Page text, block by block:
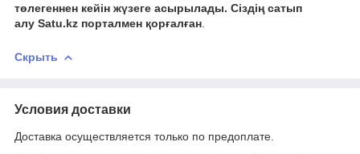
төлегеннен кейін жүзеге асырылады. Сіздің сатып
алу Satu.kz порталмен қорғалған
Скрыть
Условия доставки
Доставка осуществляется только по предоплате.